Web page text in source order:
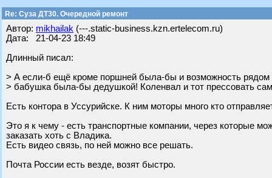
Re: Суза ДТ30. Очередной ремонт
Автор: mikhailak (---.static-business.kzn.ertelecom.ru)
Дата: 21-04-23 18:49
Длинный писал:
> А если-б ещё кроме поршней была-бы и возможность рядом
> бабушка была-бы дедушкой! Коленвал и тот прессовать
Есть контора в Уссурийске. К ним моторы много кто
Это я к чему - есть транспортные компании, через которые
заказать хоть с Владика.
Есть видео связь, по ней можно все решать.
Почта России есть везде, возят быстро.